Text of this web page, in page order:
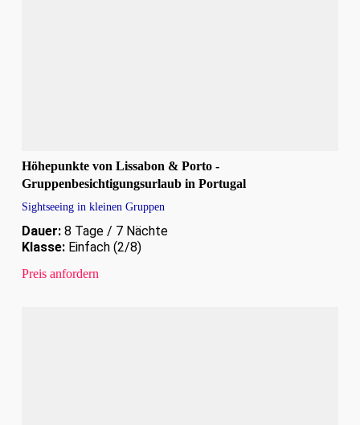
Höhepunkte von Lissabon & Porto -
Gruppenbesichtigungsurlaub in Portugal
Sightseeing in kleinen Gruppen
Dauer:8 Tage / 7 Nächte
Klasse:Einfach (2/8)
Preis anfordern